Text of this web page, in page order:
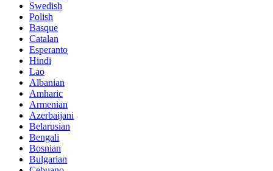
Swedish
Polish
Basque
Catalan
Esperanto
Hindi
Lao
Albanian
Amharic
Armenian
Azerbaijani
Belarusian
Bengali
Bosnian
Bulgarian